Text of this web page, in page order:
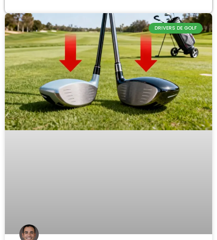
DRIVERS DE GOLF